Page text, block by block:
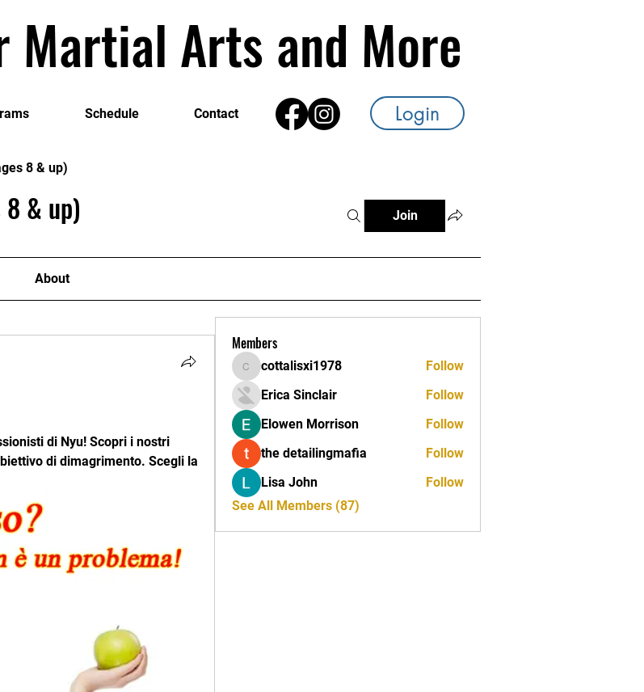
Martial Arts and More
Schedule Contact Login
8 & up)
8 & up) Join
About
di Nyu! Scopri i nostri
di dimagrimento. Scegli la
Members
cottalisxi1978
cottalisxi1978
Follow
Erica Sinclair
Follow
Elowen Morrison
Follow
the detailingmafia
Follow
Lisa John
Follow
See All Members (87)